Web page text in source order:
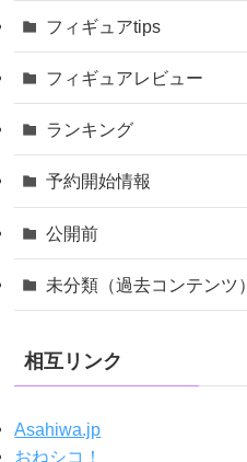
フィギュアtips
フィギュアレビュー
ランキング
予約開始情報
公開前
未分類（過去コンテンツ）
相互リンク
Asahiwa.jp
おねシコ！